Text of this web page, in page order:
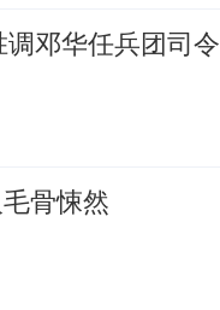
邓华任兵团司令
骨悚然